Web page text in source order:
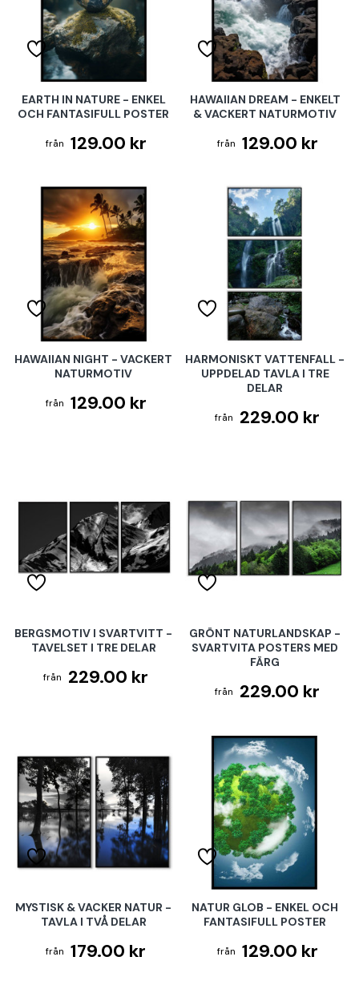
EARTH IN NATURE - ENKEL
OCH FANTASIFULL POSTER
129.00 kr
HAWAIIAN DREAM - ENKELT
& VACKERT NATURMOTIV
129.00 kr
HAWAIIAN NIGHT - VACKERT
NATURMOTIV
129.00 kr
HARMONISKT VATTENFALL -
UPPDELAD TAVLA I TRE
DELAR
229.00 kr
BERGSMOTIV I SVARTVITT -
TAVELSET I TRE DELAR
229.00 kr
GRÖNT NATURLANDSKAP -
SVARTVITA POSTERS MED
FÄRG
229.00 kr
MYSTISK & VACKER NATUR -
TAVLA I TVÅ DELAR
179.00 kr
NATUR GLOB - ENKEL OCH
FANTASIFULL POSTER
129.00 kr